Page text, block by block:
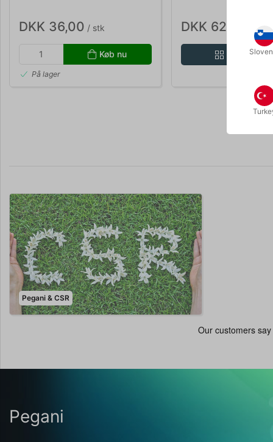
DKK 36,00 / stk
Køb nu
På lager
DKK 62,00 / stk
Vis
Pegani & CSR
Pegani